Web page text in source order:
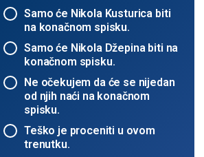
Samo će Nikola Kusturica biti
na konačnom spisku.
Samo će Nikola Džepina biti na
konačnom spisku.
Ne očekujem da će se nijedan
od njih naći na konačnom
spisku.
Teško je proceniti u ovom
trenutku.